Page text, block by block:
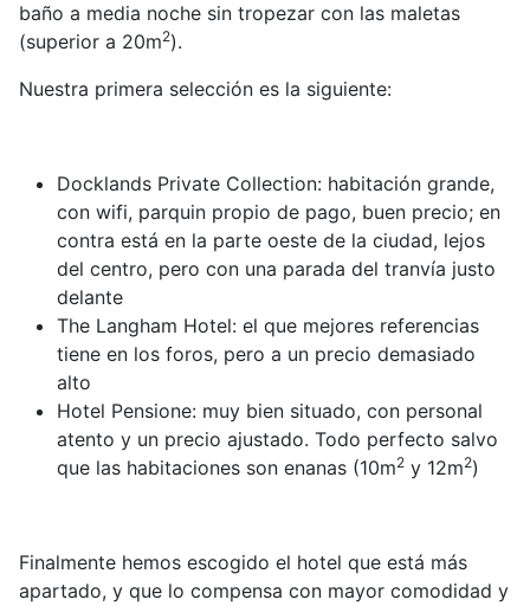
baño a media noche sin tropezar con las maletas
(superior a 20m2).
Nuestra primera selección es la siguiente:
Docklands Private Collection: habitación grande,
con wifi, parquin propio de pago, buen precio; en
contra está en la parte oeste de la ciudad, lejos
del centro, pero con una parada del tranvía justo
delante
The Langham Hotel: el que mejores referencias
tiene en los foros, pero a un precio demasiado
alto
Hotel Pensione: muy bien situado, con personal
atento y un precio ajustado. Todo perfecto salvo
que las habitaciones son enanas (10m2 y 12m2)
Finalmente hemos escogido el hotel que está más
apartado, y que lo compensa con mayor comodidad y